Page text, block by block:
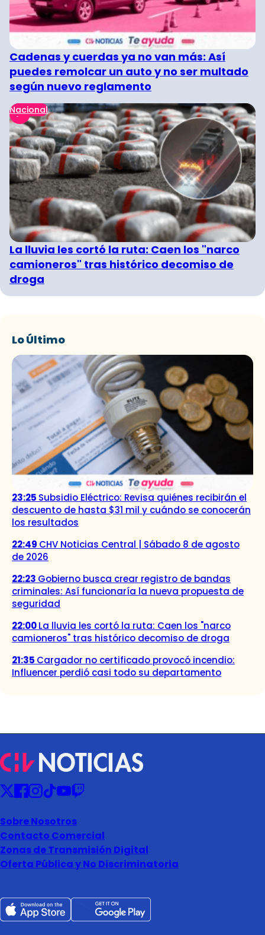
Cadenas y cuerdas ya no van más: Así
puedes remolcar un auto y no ser multado
según nuevo reglamento
Nacional
La lluvia les cortó la ruta: Caen los "narco
camioneros" tras histórico decomiso de
droga
Lo Último
23:25 Subsidio Eléctrico: Revisa quiénes recibirán el
descuento de hasta $31 mil y cuándo se conocerán
los resultados
22:49 CHV Noticias Central | Sábado 8 de agosto
de 2026
22:23 Gobierno busca crear registro de bandas
criminales: Así funcionaría la nueva propuesta de
seguridad
22:00La lluvia les cortó la ruta: Caen los "narco
camioneros" tras histórico decomiso de droga
21:35 Cargador no certificado provocó incendio:
Influencer perdió casi todo su departamento
Sobre Nosotros
Contacto Comercial
Zonas de Transmisión Digital
Oferta Pública y No Discriminatoria